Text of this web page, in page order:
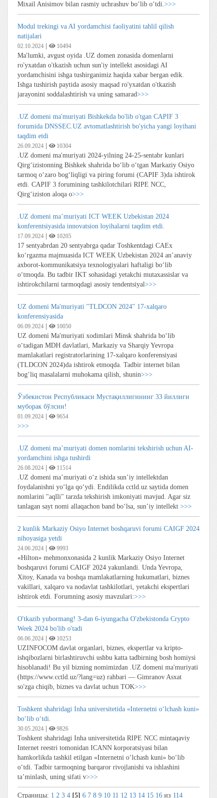
Mixail Anisimov bilan rasmiy uchrashuv bo‘lib o‘tdi.>>>
Modul trekingi va AI yordamchisi faoliyatini tahlil qilish
natijalari
02.10.2024 10494
Ma'lumki, avgust oyida .UZ domen zonasida domenlarni
ro'yxatdan o'tkazish uchun sun'iy intellekt asosidagi AI
yordamchisini ishga tushirganimiz haqida xabar bergan edik.
Ishga tushirish paytida asosiy maqsad ro'yxatdan o'tkazish
jarayonini soddalashtirish va uning samarad>>>
.UZ domeni ma'muriyati Bishkekda bo'lib o'tgan CAPIF 3
forumida DNSSEC.UZ avtomatlashtirish bo'yicha yangi loyihani
taqdim etdi
26.09.2024 10304
.UZ domeni ma'muriyati 2024-yilning 24-25-sentabr kunlari
Qirg‘izistonning Bishkek shahrida bo‘lib o‘tgan Markaziy Osiyo
tarmoq o‘zaro bog‘liqligi va piring forumi (CAPIF 3)da ishtirok
etdi. CAPIF 3 forumining tashkilotchilari RIPE NCC,
Qirg‘iziston aloqa o>>>
.UZ domeni ma’muriyati ICT WEEK Uzbekistan 2024
konferentsiyasida innovatsion loyihalarni taqdim etdi.
17.09.2024 10205
17 sentyabrdan 20 sentyabrga qadar Toshkentdagi CAEx
ko‘rgazma majmuasida ICT WEEK Uzbekistan 2024 an’anaviy
axborot-kommunikatsiya texnologiyalari haftaligi bo‘lib
o‘tmoqda. Bu tadbir IKT sohasidagi yetakchi mutaxassislar va
ishtirokchilarni tarmoqdagi asosiy tendentsiyal>>>
UZ domeni Ma'muriyati "TLDCON 2024" 17-xalqaro
konferensiyasida
06.09.2024 10050
UZ domeni Ma'muriyati xodimlari Minsk shahrida bo‘lib
o‘tadigan MDH davlatlari, Markaziy va Sharqiy Yevropa
mamlakatlari registratorlarining 17-xalqaro konferensiyasi
(TLDCON 2024)da ishtirok etmoqda. Tadbir internet bilan
bog‘liq masalalarni muhokama qilish, shunin>>>
Ўзбекистон Республикаси Мустақиллигининг 33 йиллиги
муборак бўлсин!
01.09.2024 9654
>>>
.UZ domeni ma’muriyati domen nomlarini tekshirish uchun AI-
yordamchini ishga tushirdi
26.08.2024 11514
.UZ domeni ma’muriyati o‘z ishida sun’iy intellektdan
foydalanishni yo‘lga qo‘ydi. Endilikda cctld.uz saytida domen
nomlarini "aqlli" tarzda tekshirish imkoniyati mavjud. Agar siz
tanlagan sayt nomi allaqachon band bo‘lsa, sun’iy intellekt >>>
2 kunlik Markaziy Osiyo Internet boshqaruvi forumi CAIGF 2024
nihoyasiga yetdi
24.06.2024 9993
«Hilton» mehmonxonasida 2 kunlik Markaziy Osiyo Internet
boshqaruvi forumi CAIGF 2024 yakunlandi. Unda Yevropa,
Xitoy, Kanada va boshqa mamlakatlarning hukumatlari, biznes
vakillari, xalqaro va nodavlat tashkilotlari, yetakchi ekspertlari
ishtirok etdi. Forumning asosiy mavzulari:>>>
O'tkazib yubormang! 3-dan 6-iyungacha O'zbekistonda Crypto
Week 2024 bo'lib o'tadi
06.06.2024 10253
UZINFOCOM davlat organlari, biznes, ekspertlar va kripto-
ishqibozlarni birlashtiruvchi ushbu katta tadbirning bosh homiysi
hisoblanadi! Bu yil bizning nomimizdan .UZ domeni ma'muriyati
(https://www.cctld.uz/?lang=uz) rahbari — Gimranov Asxat
so'zga chiqib, biznes va davlat uchun TOK>>>
Toshkent shahridagi Inha universitetida «Internetni o‘lchash kuni»
bo‘lib o‘tdi.
30.05.2024 9826
Toshkent shahridagi Inha universitetida RIPE NCC mintaqaviy
Internet reestri tomonidan ICANN korporatsiyasi bilan
hamkorlikda tashkil etilgan «Internetni o‘lchash kuni» bo‘lib
o‘tdi. Tadbir tarmoqning barqaror rivojlanishi va ishlashini
taʼminlash, uning sifati v>>>
Страницы: 1 2 3 4 [5] 6 7 8 9 10 11 12 13 14 15 16 из 114